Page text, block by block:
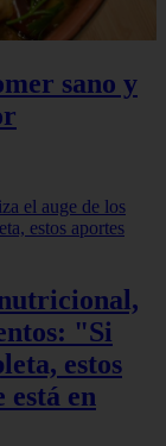
sano y
"Si
estos
está en